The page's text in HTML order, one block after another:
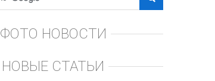
ФОТО НОВОСТИ
НОВЫЕ СТАТЬИ